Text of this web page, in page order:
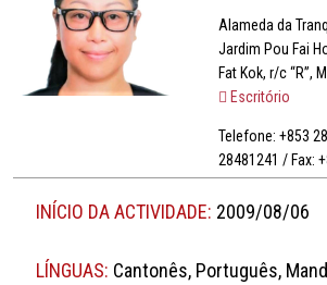
Alameda da
Jardim Pou Fai
Fat Kok, r/c “R”,
Escritório
Telefone: +853
28481241 / Fax:
INÍCIO DA ACTIVIDADE: 2009/08/06
LÍNGUAS: Cantonês, Português,